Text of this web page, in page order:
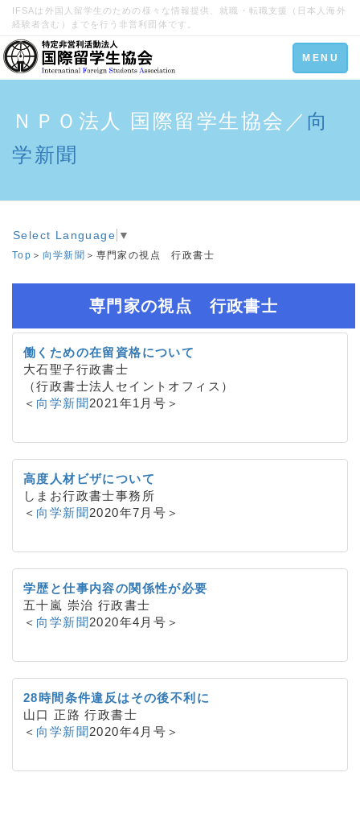
IFSAは外国人留学生のための様々な情報提供、就職・転職支援（日本人海外
経験者含む）までを行う非営利団体です。
Toggle
navigation
MENU
ＮＰＯ法人 国際留学生協会／ 向
学新聞
Select Language ▼
Top ＞ 向学新聞 ＞専門家の視点 行政書士
専門家の視点 行政書士
働くための在留資格について
大石聖子行政書士
（行政書士法人セイントオフィス）
＜ 向学新聞2021年1月号＞
高度人材ビザについて
しまお行政書士事務所
＜ 向学新聞2020年7月号＞
学歴と仕事内容の関係性が必要
五十嵐 崇治 行政書士
＜ 向学新聞2020年4月号＞
28時間条件違反はその後不利に
山口 正路 行政書士
＜ 向学新聞2020年4月号＞